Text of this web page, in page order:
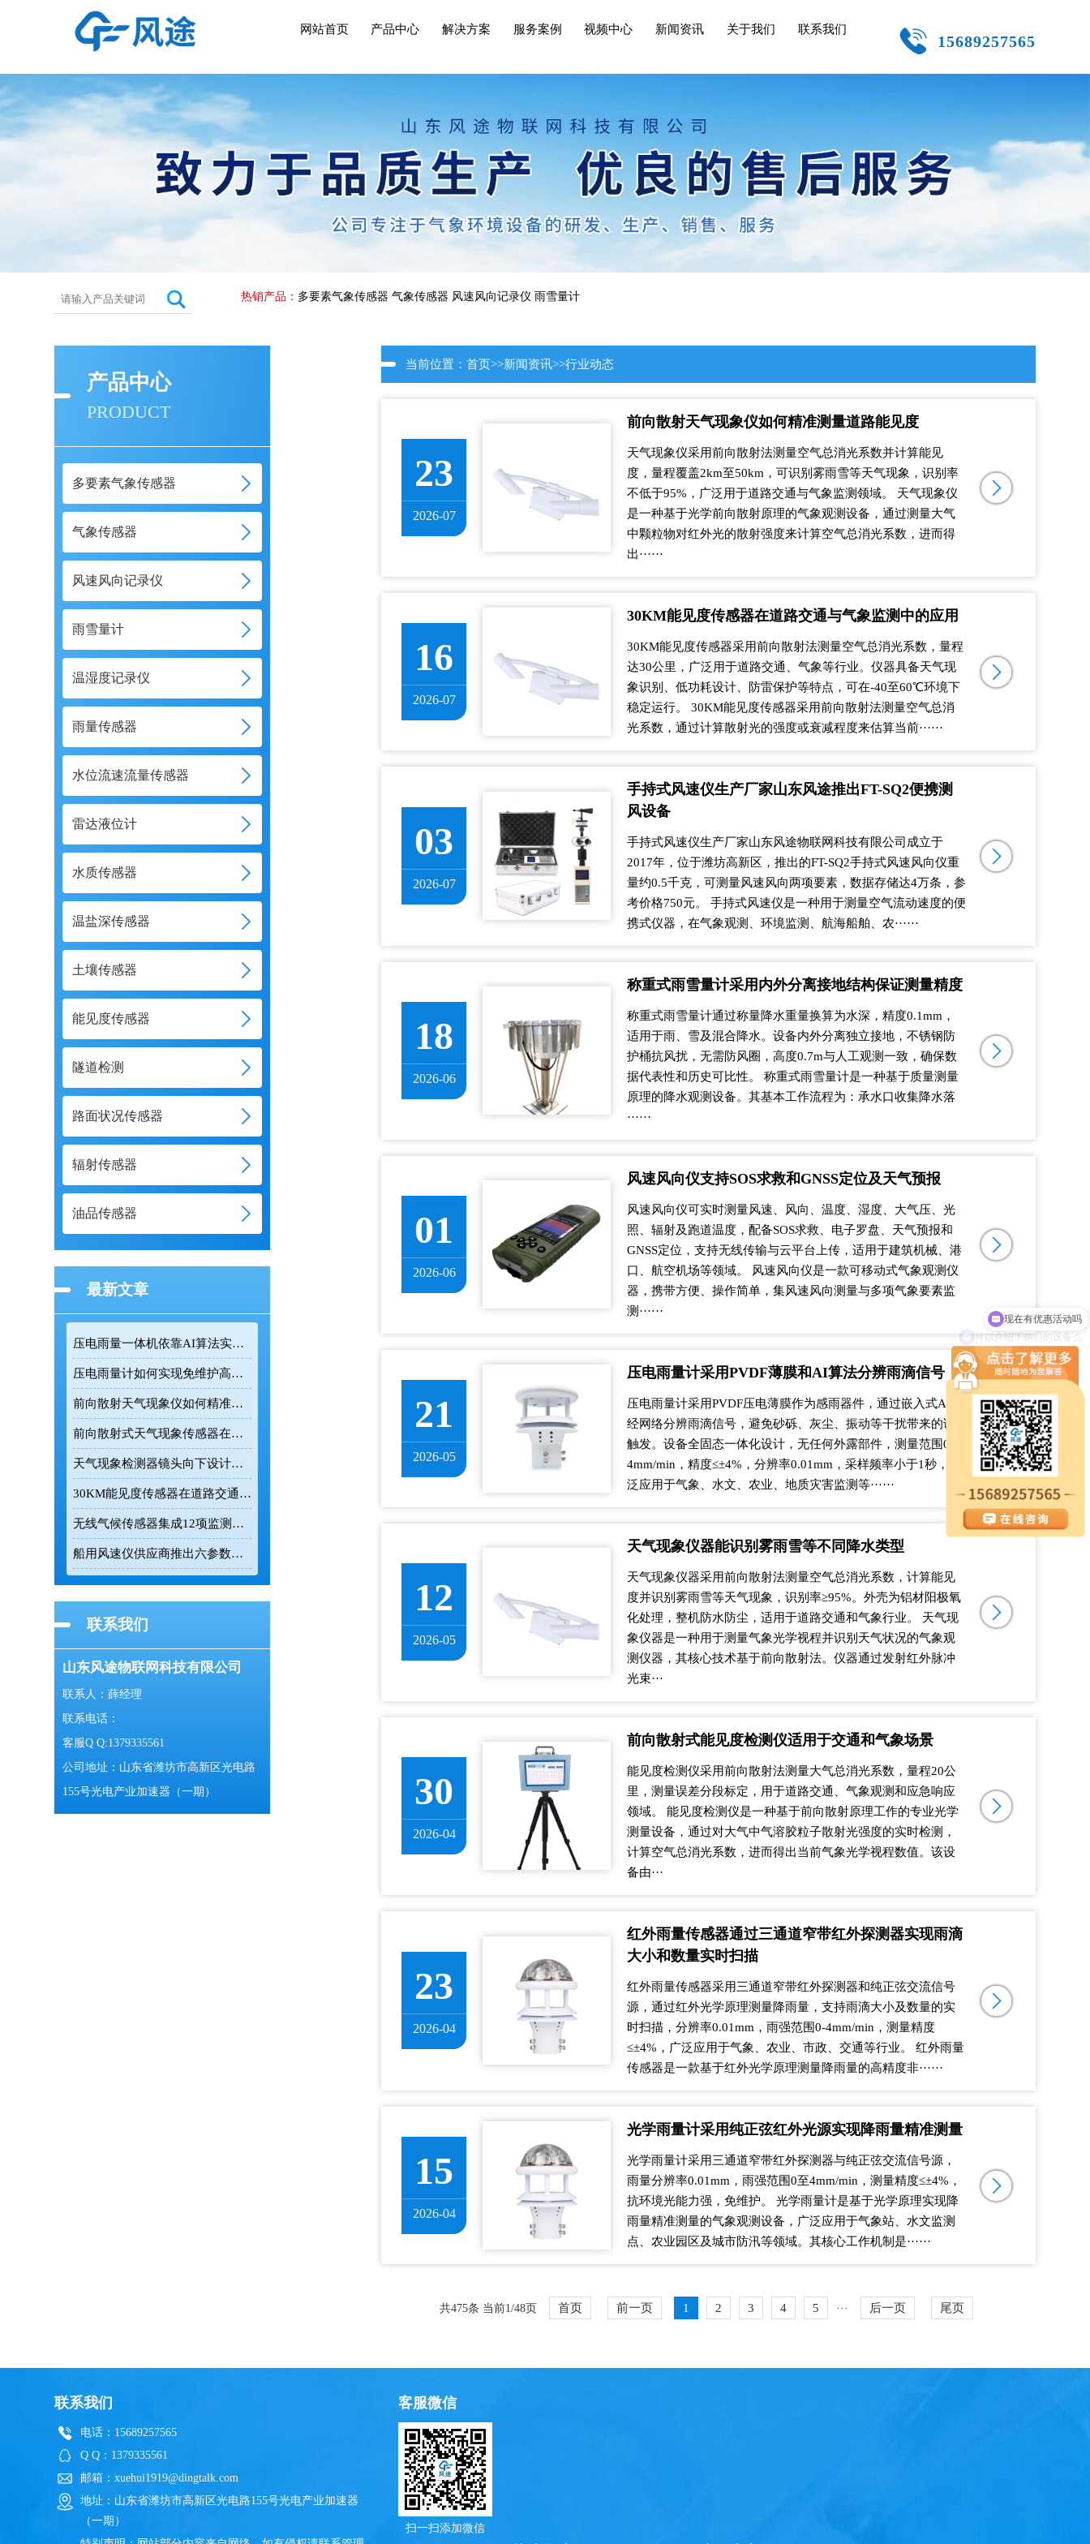
15689257565
网站首页 产品中心 解决方案 服务案例 视频中心 新闻资讯 关于我们 联系我们
热销产品： 多要素气象传感器 气象传感器 风速风向记录仪 雨雪量计
产品中心
PRODUCT
多要素气象传感器
气象传感器
风速风向记录仪
雨雪量计
温湿度记录仪
雨量传感器
水位流速流量传感器
雷达液位计
水质传感器
温盐深传感器
土壤传感器
能见度传感器
隧道检测
路面状况传感器
辐射传感器
油品传感器
最新文章
压电雨量一体机依靠AI算法实现复杂环境精准雨量监测
压电雨量计如何实现免维护高精度降雨监测
前向散射天气现象仪如何精准测量道路能见度
前向散射式天气现象传感器在道路交通气象监测中的应用价值
天气现象检测器镜头向下设计有效降低杂光干扰
30KM能见度传感器在道路交通与气象监测中的应用
无线气候传感器集成12项监测参数实现24小时连续在线监测
船用风速仪供应商推出六参数一体式气象监测设备
联系我们
山东风途物联网科技有限公司
联系人：薛经理
联系电话：
客服Q Q:1379335561
公司地址：山东省潍坊市高新区光电路
155号光电产业加速器（一期）
当前位置：首页>>新闻资讯>>行业动态
23
2026-07
前向散射天气现象仪如何精准测量道路能见度
天气现象仪采用前向散射法测量空气总消光系数并计算能见
度，量程覆盖2km至50km，可识别雾雨雪等天气现象，识别率
不低于95%，广泛用于道路交通与气象监测领域。 天气现象仪
是一种基于光学前向散射原理的气象观测设备，通过测量大气
中颗粒物对红外光的散射强度来计算空气总消光系数，进而得
出······
16
2026-07
30KM能见度传感器在道路交通与气象监测中的应用
30KM能见度传感器采用前向散射法测量空气总消光系数，量程
达30公里，广泛用于道路交通、气象等行业。仪器具备天气现
象识别、低功耗设计、防雷保护等特点，可在-40至60℃环境下
稳定运行。 30KM能见度传感器采用前向散射法测量空气总消
光系数，通过计算散射光的强度或衰减程度来估算当前······
03
2026-07
手持式风速仪生产厂家山东风途推出FT-SQ2便携测
风设备
手持式风速仪生产厂家山东风途物联网科技有限公司成立于
2017年，位于潍坊高新区，推出的FT-SQ2手持式风速风向仪重
量约0.5千克，可测量风速风向两项要素，数据存储达4万条，参
考价格750元。 手持式风速仪是一种用于测量空气流动速度的便
携式仪器，在气象观测、环境监测、航海船舶、农······
18
2026-06
称重式雨雪量计采用内外分离接地结构保证测量精度
称重式雨雪量计通过称量降水重量换算为水深，精度0.1mm，
适用于雨、雪及混合降水。设备内外分离独立接地，不锈钢防
护桶抗风扰，无需防风圈，高度0.7m与人工观测一致，确保数
据代表性和历史可比性。 称重式雨雪量计是一种基于质量测量
原理的降水观测设备。其基本工作流程为：承水口收集降水落
······
01
2026-06
风速风向仪支持SOS求救和GNSS定位及天气预报
风速风向仪可实时测量风速、风向、温度、湿度、大气压、光
照、辐射及跑道温度，配备SOS求救、电子罗盘、天气预报和
GNSS定位，支持无线传输与云平台上传，适用于建筑机械、港
口、航空机场等领域。 风速风向仪是一款可移动式气象观测仪
器，携带方便、操作简单，集风速风向测量与多项气象要素监
测······
21
2026-05
压电雨量计采用PVDF薄膜和AI算法分辨雨滴信号
压电雨量计采用PVDF压电薄膜作为感雨器件，通过嵌入式AI神
经网络分辨雨滴信号，避免砂砾、灰尘、振动等干扰带来的误
触发。设备全固态一体化设计，无任何外露部件，测量范围0-
4mm/min，精度≤±4%，分辨率0.01mm，采样频率小于1秒，广
泛应用于气象、水文、农业、地质灾害监测等······
12
2026-05
天气现象仪器能识别雾雨雪等不同降水类型
天气现象仪器采用前向散射法测量空气总消光系数，计算能见
度并识别雾雨雪等天气现象，识别率≥95%。外壳为铝材阳极氧
化处理，整机防水防尘，适用于道路交通和气象行业。 天气现
象仪器是一种用于测量气象光学视程并识别天气状况的气象观
测仪器，其核心技术基于前向散射法。仪器通过发射红外脉冲
光束···
30
2026-04
前向散射式能见度检测仪适用于交通和气象场景
能见度检测仪采用前向散射法测量大气总消光系数，量程20公
里，测量误差分段标定，用于道路交通、气象观测和应急响应
领域。 能见度检测仪是一种基于前向散射原理工作的专业光学
测量设备，通过对大气中气溶胶粒子散射光强度的实时检测，
计算空气总消光系数，进而得出当前气象光学视程数值。该设
备由···
23
2026-04
红外雨量传感器通过三通道窄带红外探测器实现雨滴
大小和数量实时扫描
红外雨量传感器采用三通道窄带红外探测器和纯正弦交流信号
源，通过红外光学原理测量降雨量，支持雨滴大小及数量的实
时扫描，分辨率0.01mm，雨强范围0-4mm/min，测量精度
≤±4%，广泛应用于气象、农业、市政、交通等行业。 红外雨量
传感器是一款基于红外光学原理测量降雨量的高精度非······
15
2026-04
光学雨量计采用纯正弦红外光源实现降雨量精准测量
光学雨量计采用三通道窄带红外探测器与纯正弦交流信号源，
雨量分辨率0.01mm，雨强范围0至4mm/min，测量精度≤±4%，
抗环境光能力强，免维护。 光学雨量计是基于光学原理实现降
雨量精准测量的气象观测设备，广泛应用于气象站、水文监测
点、农业园区及城市防汛等领域。其核心工作机制是······
共475条 当前1/48页 首页 前一页 1 2 3 4 5 ··· 后一页 尾页
联系我们
电话：15689257565
Q Q：1379335561
邮箱：xuehui1919@dingtalk.com
地址：山东省潍坊市高新区光电路155号光电产业加速器
（一期）
客服微信
扫一扫添加微信
可以介绍下你们的设备么